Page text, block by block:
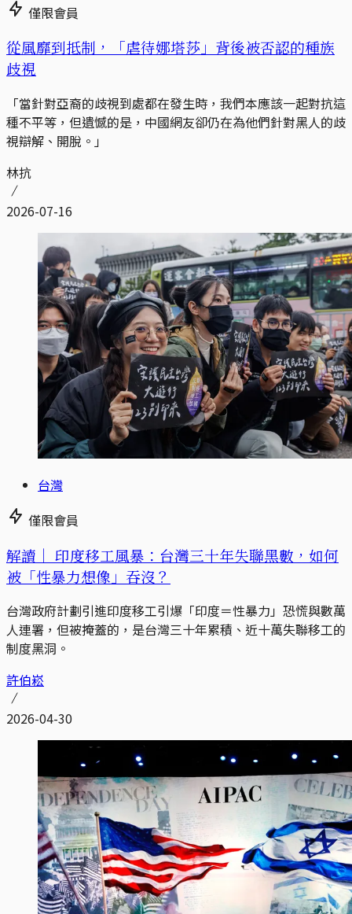
僅限會員
從風靡到抵制，「虐待娜塔莎」背後被否認的種族
歧視
「當針對亞裔的歧視到處都在發生時，我們本應該一起對抗這
種不平等，但遺憾的是，中國網友卻仍在為他們針對黑人的歧
視辯解、開脫。」
林抗
2026-07-16
台灣
僅限會員
解讀｜ 印度移工風暴：台灣三十年失聯黑數，如何
被「性暴力想像」吞沒？
台灣政府計劃引進印度移工引爆「印度＝性暴力」恐慌與數萬
人連署，但被掩蓋的，是台灣三十年累積、近十萬失聯移工的
制度黑洞。
許伯崧
2026-04-30